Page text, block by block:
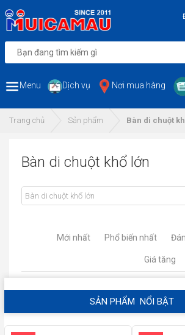
Menu Dịch vụ Nơi mua hàng
Trang chủ Sản phẩm Bàn di chuột
Bàn di chuột khổ lớn
Mới nhất
Phổ biến nhất
Giá tăng
SẢN PHẨM NỔI BẬT